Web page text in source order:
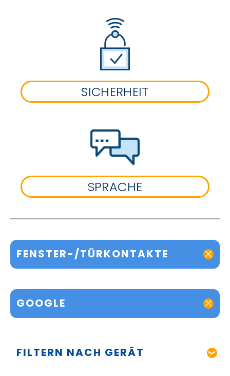
SICHERHEIT
SPRACHE
FENSTER-/TÜRKONTAKTE
GOOGLE
FILTERN NACH GERÄT